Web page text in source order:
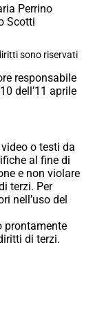
Perrino
Scotti
sono riservati
responsabile
dell’11 aprile
o testi da
al fine di
e non violare
terzi. Per
nell’uso del
prontamente
di terzi.